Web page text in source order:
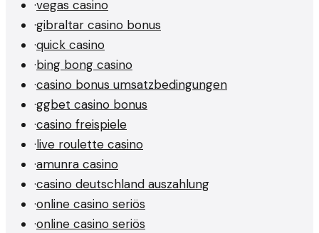
·vegas casino
·gibraltar casino bonus
·quick casino
·bing bong casino
·casino bonus umsatzbedingungen
·ggbet casino bonus
·casino freispiele
·live roulette casino
·amunra casino
·casino deutschland auszahlung
·online casino seriös
·online casino seriös